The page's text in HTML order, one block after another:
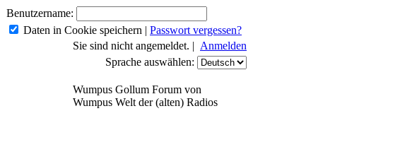
Benutzername:
Daten in Cookie speichern | Passwort vergessen?
Sie sind nicht angemeldet. | Anmelden
Sprache auswählen:
Wumpus Gollum Forum von
Wumpus Welt der (alten) Radios